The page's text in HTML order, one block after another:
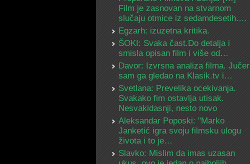
Film je zasnovan na stvarnom
slučaju otmice iz sedamdesetih.…
Egzarh: izuzetna kritika.
ŠOKI: Svaka čast.Do detalja i
smisla opisan film i više od…
Davor: Izvrsna analiza filma. Jučer
sam ga gledao na Klasik.tv i…
Svetlana: Prevelika ocekivanja.
Svakako fim ostavlja utisak.
Nesvakidasnji, nesto novo
Aleksandar Poposki: "Marko
Janketić igra svoju filmsku ulogu
života i to je…
Slavko: Mislim da imas uzasan